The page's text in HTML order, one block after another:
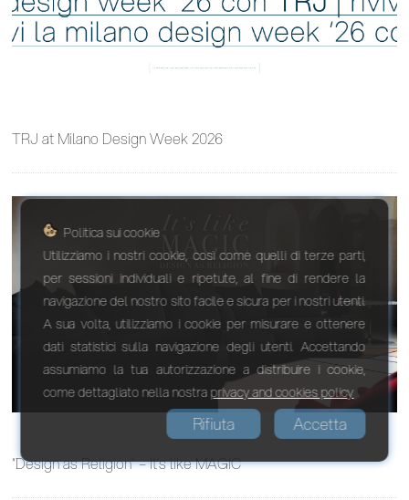
TRJ at Milano Design Week 2026
“Design as Religion” – It’s like MAGIC
Politica sui cookie
Utilizziamo i nostri cookie, così come quelli di terze parti,
per sessioni individuali e ripetute, al fine di rendere la
navigazione del nostro sito facile e sicura per i nostri utenti.
A sua volta, utilizziamo i cookie per misurare e ottenere
dati statistici sulla navigazione degli utenti. Accettando
assumiamo la tua autorizzazione a distribuire i cookie,
come dettagliato nella nostra privacy and cookies policy
Accetta
Rifiuta